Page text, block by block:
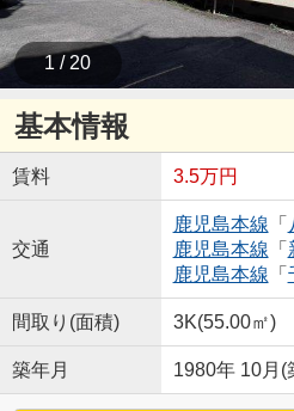
1 / 20
基本情報
賃料 3.5万円
交通
鹿児島本線 「
鹿児島本線 「
鹿児島本線 「
間取り(面積) 3K(55.00㎡)
築年月 1980年 10月(